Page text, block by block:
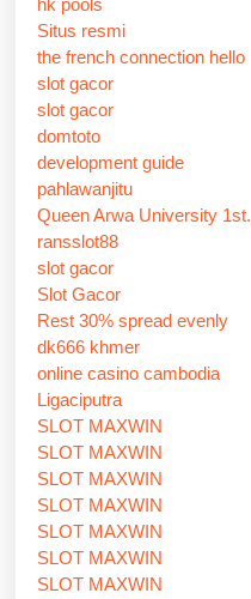
hk pools
Situs resmi
the french connection hello
slot gacor
slot gacor
domtoto
development guide
pahlawanjitu
Queen Arwa University 1st.
ransslot88
slot gacor
Slot Gacor
Rest 30% spread evenly
dk666 khmer
online casino cambodia
Ligaciputra
SLOT MAXWIN
SLOT MAXWIN
SLOT MAXWIN
SLOT MAXWIN
SLOT MAXWIN
SLOT MAXWIN
SLOT MAXWIN